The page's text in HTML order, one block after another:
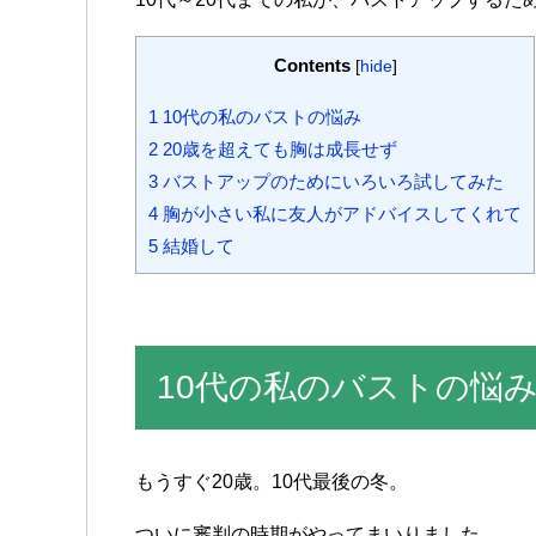
Contents [hide]
1 10代の私のバストの悩み
2 20歳を超えても胸は成長せず
3 バストアップのためにいろいろ試してみた
4 胸が小さい私に友人がアドバイスしてくれて
5 結婚して
10代の私のバストの悩
もうすぐ20歳。 10代最後の冬。